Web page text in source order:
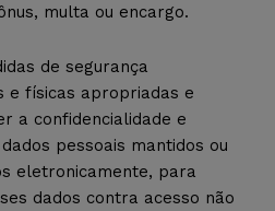
multa ou encargo.
de segurança
e físicas apropriadas e
a confidencialidade e
pessoais mantidos ou
eletronicamente, para
dados contra acesso não